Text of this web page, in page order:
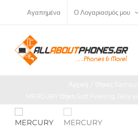
περιεχόμενο
Αγαπημένα Ο Λογαριασμός μου